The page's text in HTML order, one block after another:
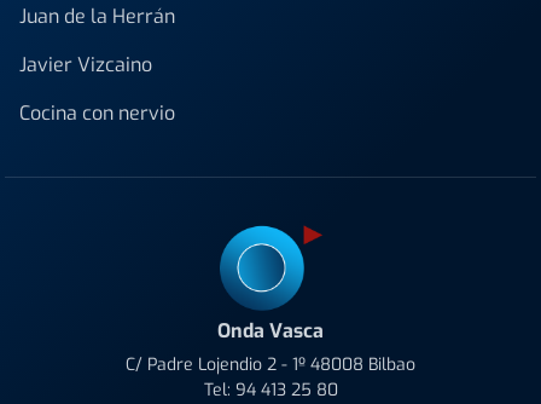
Juan de la Herrán
Javier Vizcaino
Cocina con nervio
Onda Vasca
C/ Padre Lojendio 2 - 1º 48008 Bilbao
Tel: 94 413 25 80